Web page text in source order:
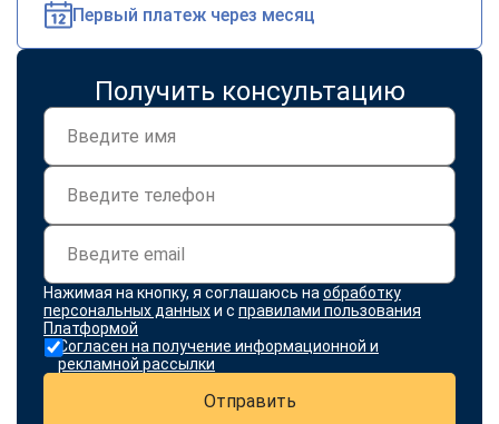
Первый платеж через месяц
Получить консультацию
Нажимая на кнопку, я соглашаюсь на обработку
персональных данныхи с правилами пользования
Платформой
Согласен на получение информационной и
рекламной рассылки
Отправить